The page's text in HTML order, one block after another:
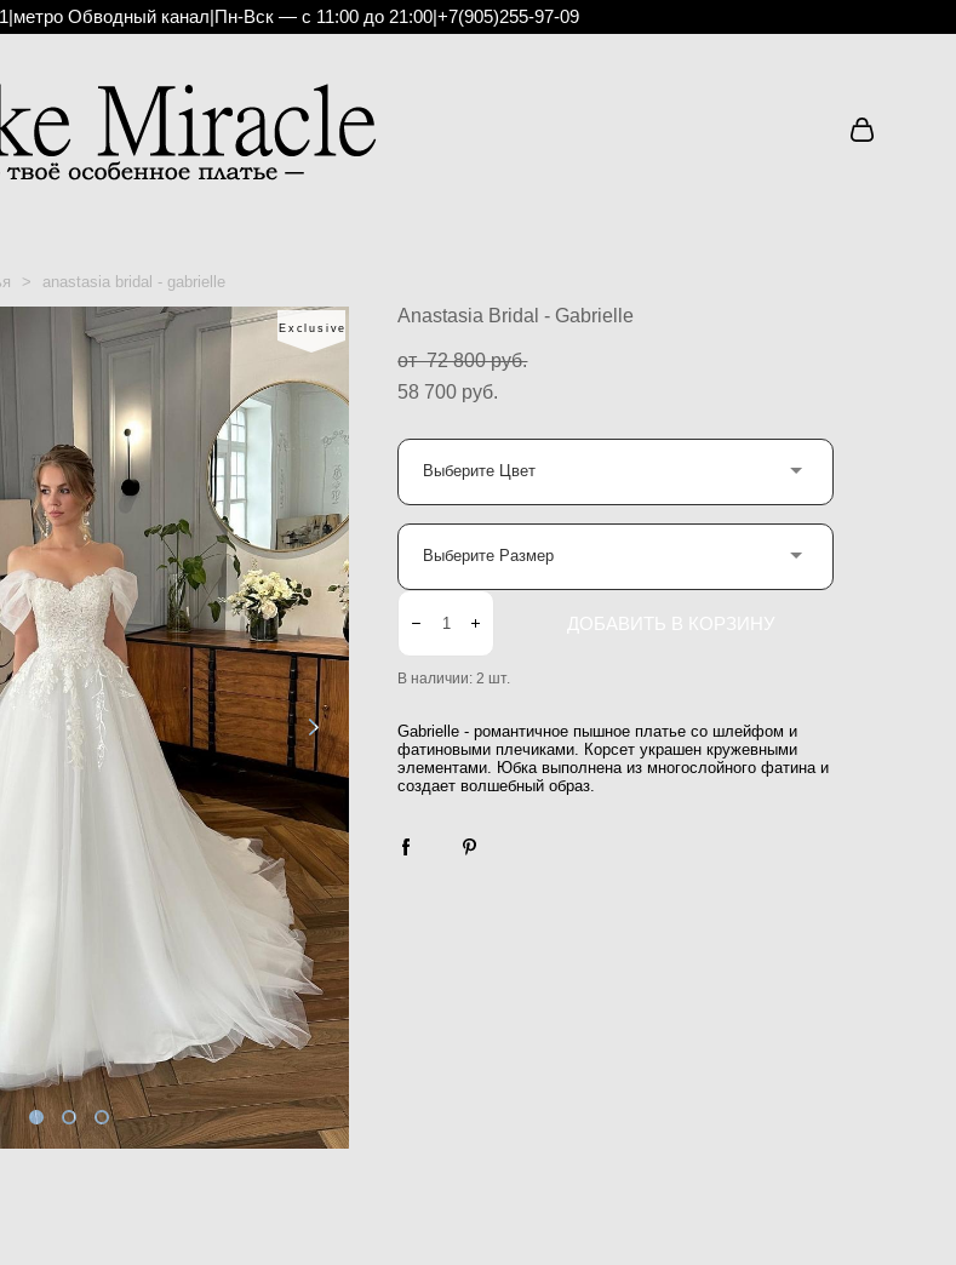
|метро Обводный канал|Пн-Вск — с 11:00 до 21:00|+7(905)255-97-09
> anastasia bridal - gabrielle
Exclusive
Anastasia Bridal - Gabrielle
от 72 800 pуб.
58 700 pуб.
Выберите Цвет
Выберите Размер
В наличии:2 шт.
ДОБАВИТЬ В КОРЗИНУ
Gabrielle - романтичное пышное платье со шлейфом и
фатиновыми плечиками. Корсет украшен кружевными
элементами. Юбка выполнена из многослойного фатина и
создает волшебный образ.